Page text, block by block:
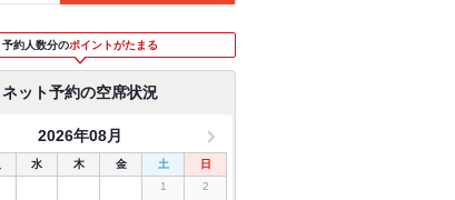
予約人数分のポイントがたまる
ネット予約の空席状況
2026年08月
水 木 金 土
日
1
2